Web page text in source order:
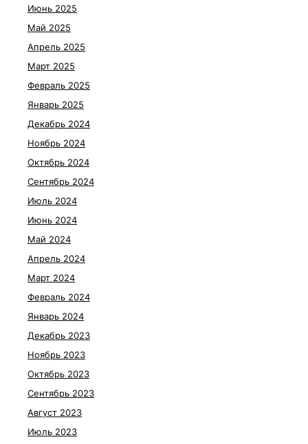
Июнь 2025
Май 2025
Апрель 2025
Март 2025
Февраль 2025
Январь 2025
Декабрь 2024
Ноябрь 2024
Октябрь 2024
Сентябрь 2024
Июль 2024
Июнь 2024
Май 2024
Апрель 2024
Март 2024
Февраль 2024
Январь 2024
Декабрь 2023
Ноябрь 2023
Октябрь 2023
Сентябрь 2023
Август 2023
Июль 2023